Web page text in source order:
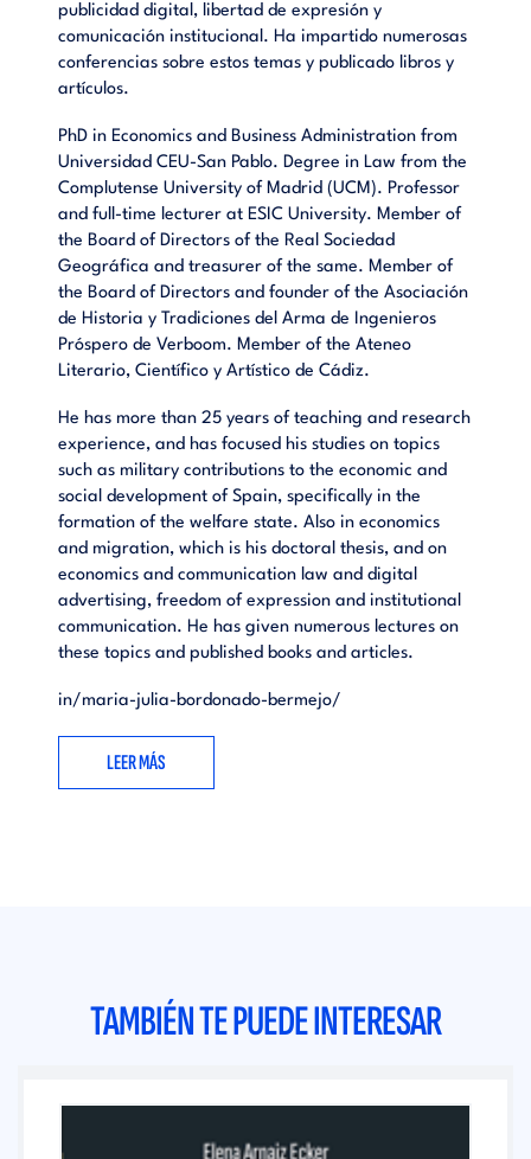
publicidad digital, libertad de expresión y
comunicación institucional. Ha impartido numerosas
conferencias sobre estos temas y publicado libros y
artículos.
PhD in Economics and Business Administration from
Universidad CEU-San Pablo. Degree in Law from the
Complutense University of Madrid (UCM). Professor
and full-time lecturer at ESIC University. Member of
the Board of Directors of the Real Sociedad
Geográfica and treasurer of the same. Member of
the Board of Directors and founder of the Asociación
de Historia y Tradiciones del Arma de Ingenieros
Próspero de Verboom. Member of the Ateneo
Literario, Científico y Artístico de Cádiz.
He has more than 25 years of teaching and research
experience, and has focused his studies on topics
such as military contributions to the economic and
social development of Spain, specifically in the
formation of the welfare state. Also in economics
and migration, which is his doctoral thesis, and on
economics and communication law and digital
advertising, freedom of expression and institutional
communication. He has given numerous lectures on
these topics and published books and articles.
in/maria-julia-bordonado-bermejo/
LEER MÁS
TAMBIÉN TE PUEDE INTERESAR